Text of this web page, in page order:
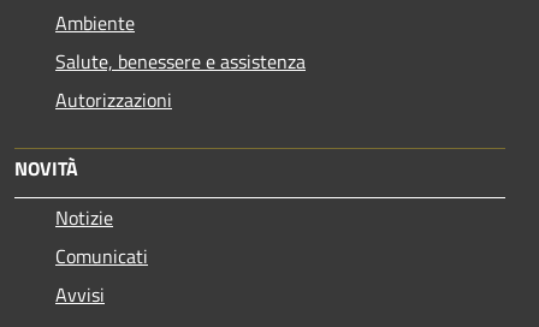
Ambiente
Salute, benessere e assistenza
Autorizzazioni
NOVITÀ
Notizie
Comunicati
Avvisi